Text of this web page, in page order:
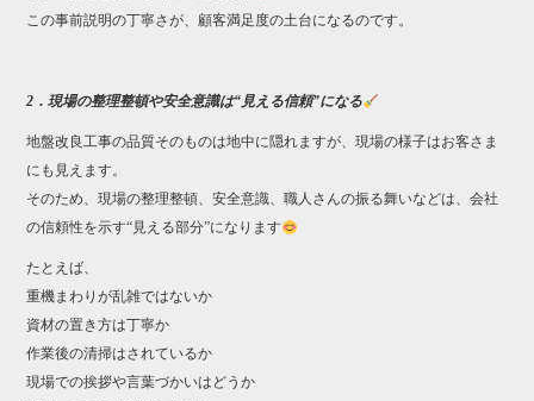
この事前説明の丁寧さが、顧客満足度の土台になるのです。
2．現場の整理整頓や安全意識は“見える信頼”になる
地盤改良工事の品質そのものは地中に隠れますが、現場の様子はお客さま
にも見えます。
そのため、現場の整理整頓、安全意識、職人さんの振る舞いなどは、会社
の信頼性を示す“見える部分”になります
たとえば、
重機まわりが乱雑ではないか
資材の置き方は丁寧か
作業後の清掃はされているか
現場での挨拶や言葉づかいはどうか